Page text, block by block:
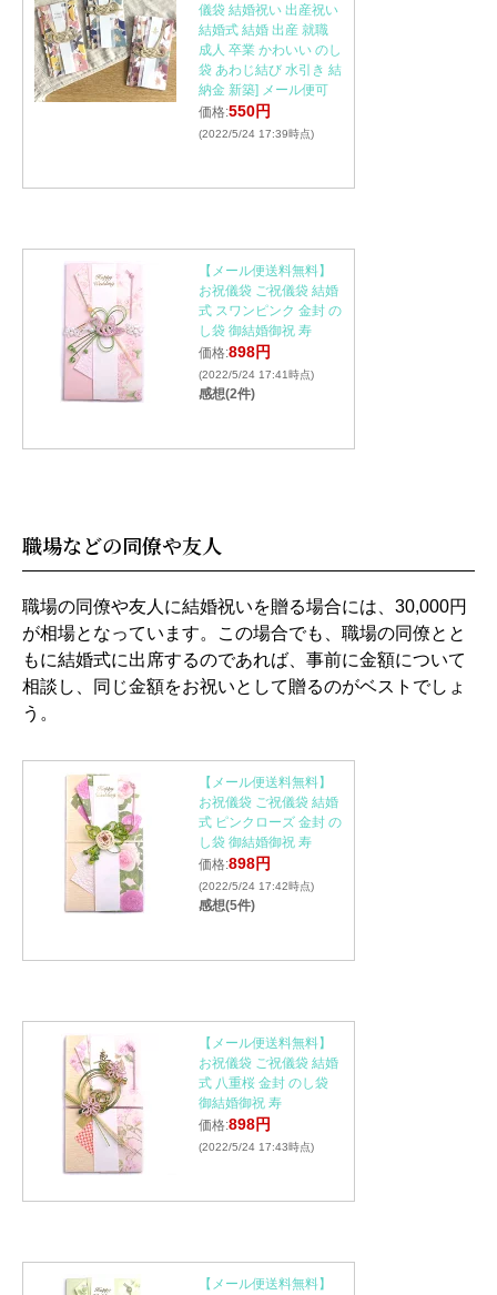
儀袋 結婚祝い 出産祝い
結婚式 結婚 出産 就職
成人 卒業 かわいい のし
袋 あわじ結び 水引き 結
納金 新築] メール便可
価格:550円
(2022/5/24 17:39時点)
【メール便送料無料】
お祝儀袋 ご祝儀袋 結婚
式 スワンピンク 金封 の
し袋 御結婚御祝 寿
価格:898円
(2022/5/24 17:41時点)
感想(2件)
職場などの同僚や友人
職場の同僚や友人に結婚祝いを贈る場合には、30,000円
が相場となっています。この場合でも、職場の同僚とと
もに結婚式に出席するのであれば、事前に金額について
相談し、同じ金額をお祝いとして贈るのがベストでしょ
う。
【メール便送料無料】
お祝儀袋 ご祝儀袋 結婚
式 ピンクローズ 金封 の
し袋 御結婚御祝 寿
価格:898円
(2022/5/24 17:42時点)
感想(5件)
【メール便送料無料】
お祝儀袋 ご祝儀袋 結婚
式 八重桜 金封 のし袋
御結婚御祝 寿
価格:898円
(2022/5/24 17:43時点)
【メール便送料無料】